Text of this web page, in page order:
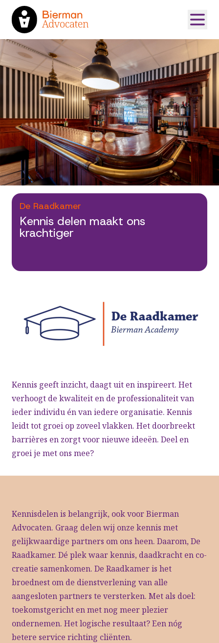
De Raadkamer
Kennis delen maakt ons
krachtiger
Kennis geeft inzicht, daagt uit en inspireert. Het
verhoogt de kwaliteit en de professionaliteit van
ieder individu én van iedere organisatie. Kennis
leidt tot groei op zoveel vlakken. Het doorbreekt
barrières en zorgt voor nieuwe ideeën. Deel en
groei je met ons mee?
Kennisdelen is belangrijk, ook voor Bierman
Advocaten. Graag delen wij onze kennis met
gelijkwaardige partners om ons heen. Daarom, De
Raadkamer. Dé plek waar kennis, daadkracht en co-
creatie samenkomen. De Raadkamer is het
broednest om de dienstverlening van alle
aangesloten partners te versterken. Met als doel:
toekomstgericht en met nog meer plezier
ondernemen. Het logische resultaat? Een nóg
betere service richting cliënten.